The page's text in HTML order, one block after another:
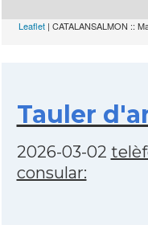
Leaflet | CATALANSALMON ::
Tauler
2026-03-02
consular: